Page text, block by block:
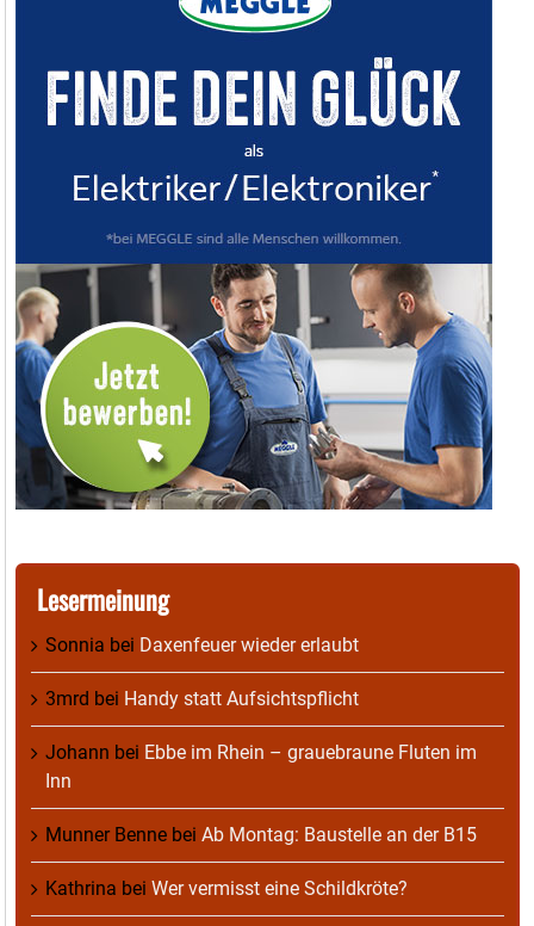
Lesermeinung
Sonnia bei Daxenfeuer wieder erlaubt
3mrd bei Handy statt Aufsichtspflicht
Johann bei Ebbe im Rhein – grauebraune Fluten im
Inn
Munner Benne bei Ab Montag: Baustelle an der B15
Kathrina bei Wer vermisst eine Schildkröte?